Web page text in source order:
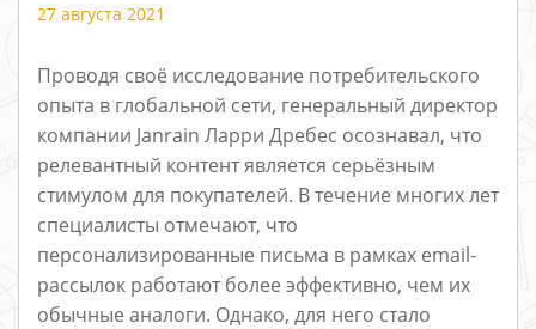
27 августа 2021
Проводя своё исследование потребительского
опыта в глобальной сети, генеральный директор
компании Janrain Ларри Дребес осознавал, что
релевантный контент является серьёзным
стимулом для покупателей. В течение многих лет
специалисты отмечают, что
персонализированные письма в рамках email-
рассылок работают более эффективно, чем их
обычные аналоги. Однако, для него стало